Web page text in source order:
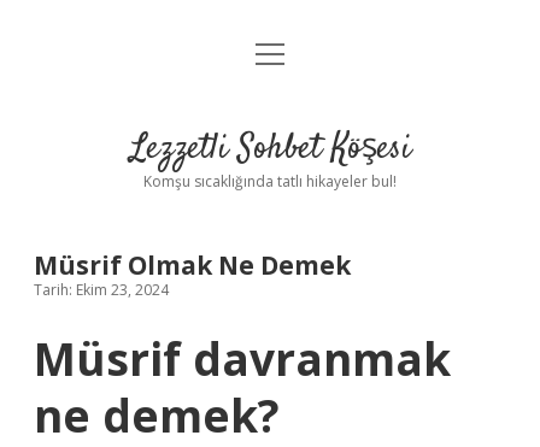
Anasayfa
Yasal Uyarı
menüyü
Lezzetli Sohbet Köşesi
Komşu sıcaklığında tatlı hikayeler bul!
Müsrif Olmak Ne Demek
Tarih: Ekim 23, 2024
Müsrif davranmak
ne demek?